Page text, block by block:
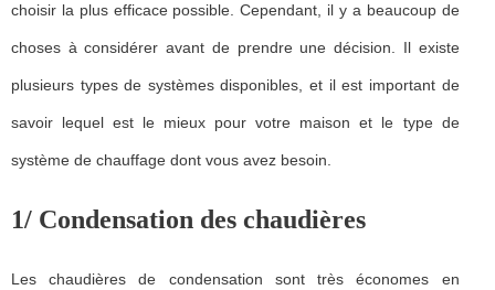
choisir la plus efficace possible. Cependant, il y a beaucoup de
choses à considérer avant de prendre une décision. Il existe
plusieurs types de systèmes disponibles, et il est important de
savoir lequel est le mieux pour votre maison et le type de
système de chauffage dont vous avez besoin.
1/ Condensation des chaudières
Les chaudières de condensation sont très économes en